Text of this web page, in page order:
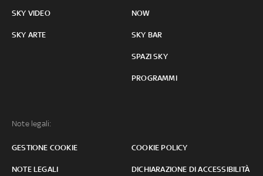
SKY VIDEO
SKY ARTE
NOW
SKY BAR
SPAZI SKY
PROGRAMMI
Note legali:
GESTIONE COOKIE COOKIE POLICY
NOTE LEGALI DICHIARAZIONE DI ACCESSIBILITÀ